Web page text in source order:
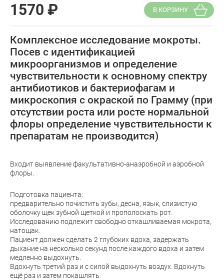
1570 ₽ В КОРЗИНУ
Комплексное исследование мокроты.
Посев с идентификацией
микроорганизмов и определение
чувствительности к основному спектру
антибиотиков и бактериофагам и
микроскопия с окраской по Грамму (при
отсутствии роста или росте нормальной
флоры определение чувствительности к
препаратам не производится)
Входит выявление факультативно-анаэробной и аэробной
флоры.
Подготовка пациента:
предварительно почистить зубы, десна, язык, слизистую
оболочку щек зубной щеткой и прополоскать рот.
Исследованию подлежит свободно откашливаемая мокрота,
натощак.
Пациент должен сделать 2 глубоких вдоха, задержать
дыхание на несколько секунд после каждого вдоха и затем
медленно выдохнуть.
Вдохнуть третий раз и с силой выдохнуть воздух. Вдохнуть
ещё раз и затем покашлять.